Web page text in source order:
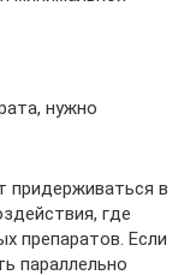
нужно
придерживаться в
где
препаратов. Если
параллельно